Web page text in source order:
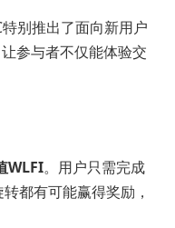
别推出了面向新用户
参与者不仅能体验交
WLFI。用户只需完成
都有可能赢得奖励，